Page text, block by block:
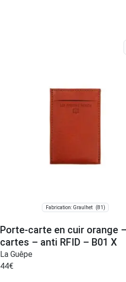
Fabrication: Graulhet (81)
Porte-carte en cuir orange
cartes – anti RFID – B01 X
La Guêpe
44€